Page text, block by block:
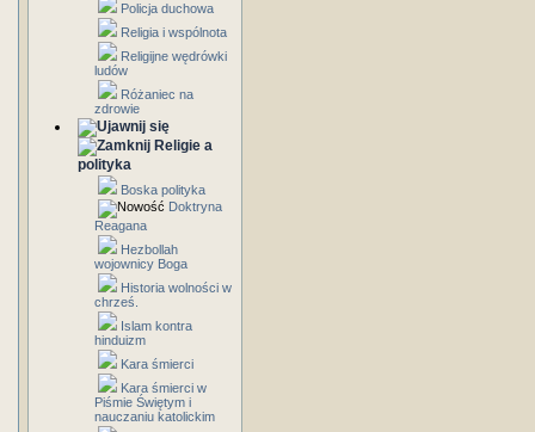
Policja duchowa
Religia i wspólnota
Religijne wędrówki
ludów
Różaniec na
zdrowie
Religie a
polityka
Boska polityka
Doktryna
Reagana
Hezbollah
wojownicy Boga
Historia wolności w
chrześ.
Islam kontra
hinduizm
Kara śmierci
Kara śmierci w
Piśmie Świętym i
nauczaniu katolickim